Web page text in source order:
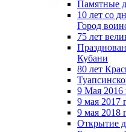
Памятные
10 лет со
Город
75 лет
Кубани
80 лет
9 Мая 2016
9 мая 2017
9 мая 2018
Открытие